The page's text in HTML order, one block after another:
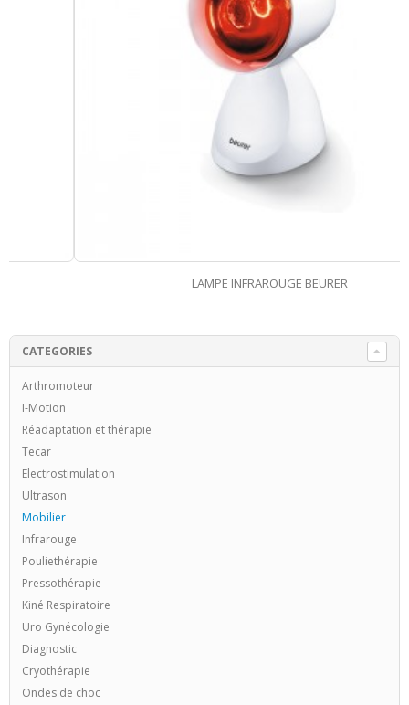
LAMPE INFRAROUGE BEURER
CATEGORIES
Arthromoteur
I-Motion
Réadaptation et thérapie
Tecar
Electrostimulation
Ultrason
Mobilier
Infrarouge
Pouliethérapie
Pressothérapie
Kiné Respiratoire
Uro Gynécologie
Diagnostic
Cryothérapie
Ondes de choc